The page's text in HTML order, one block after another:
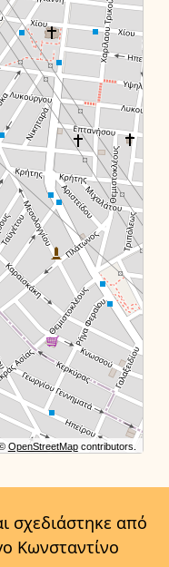
OpenStreetMapcontributors.
σχεδιάστηκε από
Κωνσταντίνο